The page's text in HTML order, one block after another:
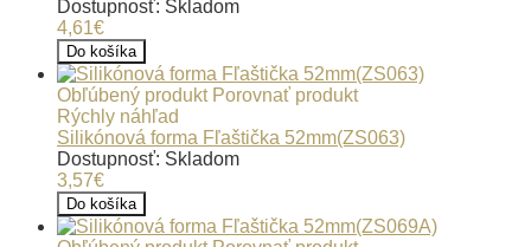
Dostupnosť: Skladom
4,61€
Do košíka
Obľúbený produkt Porovnať produkt
Rýchly náhľad
Silikónová forma Fľaštička 52mm(ZS063)
Dostupnosť: Skladom
3,57€
Do košíka